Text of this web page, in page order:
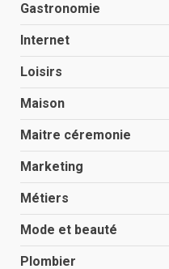
Gastronomie
Internet
Loisirs
Maison
Maitre céremonie
Marketing
Métiers
Mode et beauté
Plombier